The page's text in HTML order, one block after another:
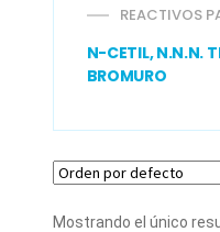
REACTIVOS
N-CETIL, N.N.N.
BROMURO
Mostrando el único